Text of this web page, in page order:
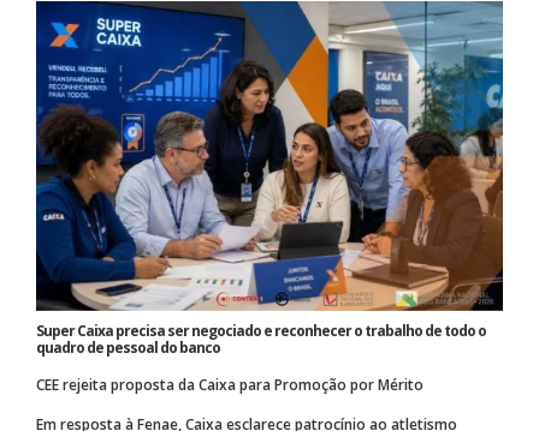
Super Caixa precisa ser negociado e reconhecer o trabalho de todo o
quadro de pessoal do banco
CEE rejeita proposta da Caixa para Promoção por Mérito
Em resposta à Fenae, Caixa esclarece patrocínio ao atletismo